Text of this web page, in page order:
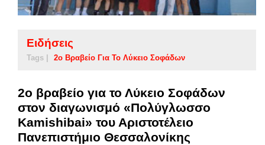
Ειδήσεις
Tags | 2ο Βραβείο Για Το Λύκειο Σοφάδων
2ο βραβείο για το Λύκειο Σοφάδων
στον διαγωνισμό «Πολύγλωσσο
Kamishibai» του Αριστοτέλειο
Πανεπιστήμιο Θεσσαλονίκης